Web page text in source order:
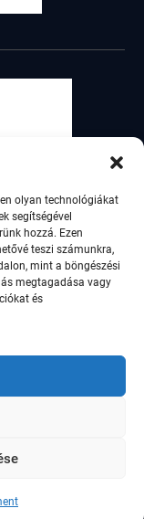
olyan technológiákat
segítségével
hozzá. Ezen
teszi számunkra,
mint a böngészési
megtagadása vagy
és
Iskola,